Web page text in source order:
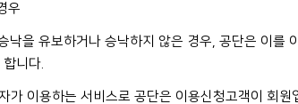
우
을 유보하거나 승낙하지 않은 경우, 공단은 이를
니다.
이용하는 서비스로 공단은 이용신청고객이 회원